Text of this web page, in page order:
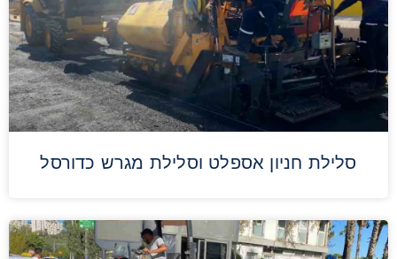
סלילת חניון אספלט וסלילת מגרש כדורסל